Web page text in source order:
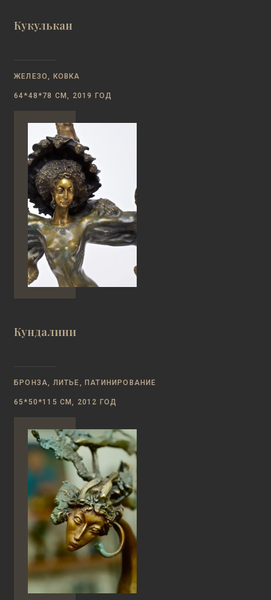
Кукулькан
ЖЕЛЕЗО, КОВКА
64*48*78 СМ, 2019 ГОД
Кундалини
БРОНЗА, ЛИТЬЕ, ПАТИНИРОВАНИЕ
65*50*115 СМ, 2012 ГОД